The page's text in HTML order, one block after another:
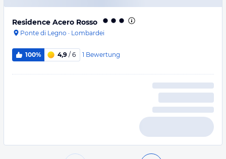
Residence Acero Rosso
Ponte di Legno · Lombardei
100% 4,9 / 6 1 Bewertung